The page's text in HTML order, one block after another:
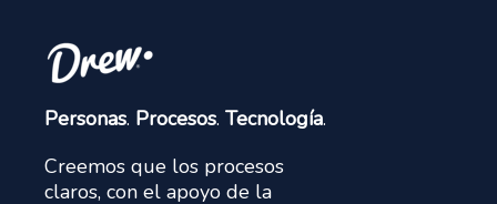
Personas. Procesos. Tecnología.
Creemos que los procesos
claros, con el apoyo de la